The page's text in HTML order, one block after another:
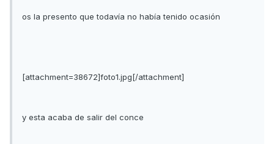
os la presento que todavía no había tenido ocasión
[attachment=38672]foto1.jpg[/attachment]
y esta acaba de salir del conce